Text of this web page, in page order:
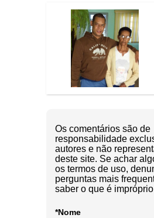
Os comentários são de
responsabilidade
autores e não
deste site. Se achar
os termos de uso,
perguntas mais
saber o que é
*Nome